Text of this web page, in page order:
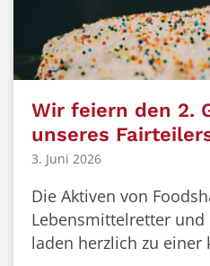
Wir feiern den 2.
unseres
3. Juni 2026
Die Aktiven von
Lebensmittelretter
laden herzlich zu einer